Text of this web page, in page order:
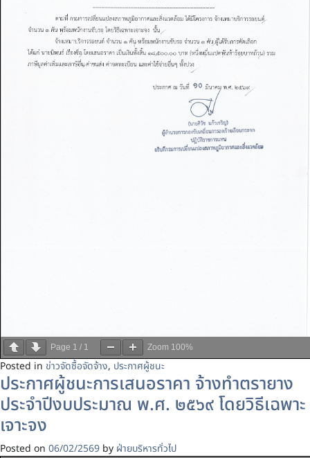
Page 1 / 1 Zoom 100%
Posted in ข่าวจัดซื้อจัดจ้าง, ประกาศผู้ชนะ
ประกาศผู้ชนะการเสนอราคา จ้างทำตรายาง
ประจำปีงบประมาณ พ.ศ. ๒๕๖๙ โดยวิธีเฉพาะ
เจาะจง
Posted on 06/02/2569 by ฝ่ายบริหารทั่วไป